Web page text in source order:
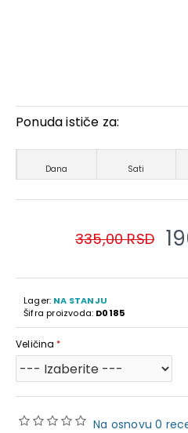
Lager: NA STANJU
Šifra proizvoda: D0185
Na osnovu 0
Ponuda ističe za:
Dana Sati
335,00 RSD
Veličina